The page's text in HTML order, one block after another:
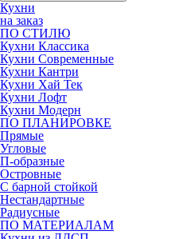
Кухни
на заказ
ПО СТИЛЮ
Кухни Классика
Кухни Современные
Кухни Кантри
Кухни Хай Тек
Кухни Лофт
Кухни Модерн
ПО ПЛАНИРОВКЕ
Прямые
Угловые
П-образные
Островные
С барной стойкой
Нестандартные
Радиусные
ПО МАТЕРИАЛАМ